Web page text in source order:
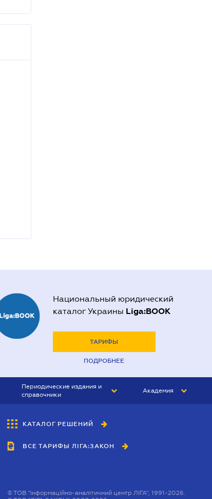
Национальный юридический
каталог Украины Liga:BOOK
ТАРИФЫ
ПОДРОБНЕЕ
Периодические издания и
справочники
БУХГАЛТЕР&ЗАКОН
ВЕСТНИК МСФО
Академия
КАТАЛОГ РЕШЕНИЙ
ВСЕ ТАРИФЫ ЛІГА:ЗАКОН
©ТОВ "інформаційно-аналітичний центр ЛІГА", 1991-2026.